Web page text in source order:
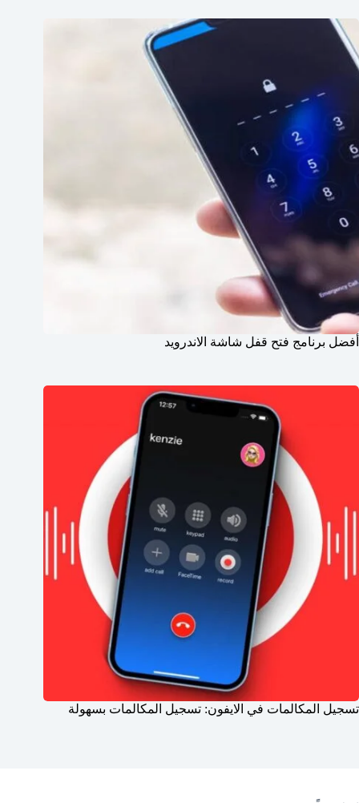
أفضل برنامج فتح قفل شاشة الاندرويد
تسجيل المكالمات في الايفون: تسجيل المكالمات بسهولة